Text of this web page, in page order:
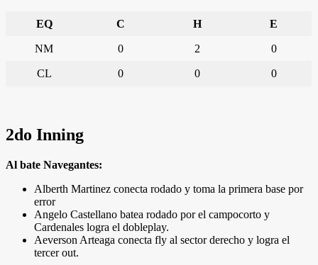
EQ C H E
NM 0 2 0
CL 0 0 0
2do Inning
Al bate Navegantes:
Alberth Martinez conecta rodado y toma la primera base por
error
Angelo Castellano batea rodado por el campocorto y
Cardenales logra el dobleplay.
Aeverson Arteaga conecta fly al sector derecho y logra el
tercer out.